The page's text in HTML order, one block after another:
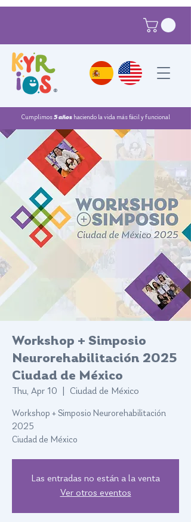
Cumplimos5 añoshaciendo la vida más fácil y funcional
®
Workshop + Simposio
Neurorehabilitación 2025
Ciudad de México
Thu, Apr 10 Ciudad de México
Workshop + Simposio Neurorehabilitación
2025
Las entradas no están a la venta
Ver otros eventos